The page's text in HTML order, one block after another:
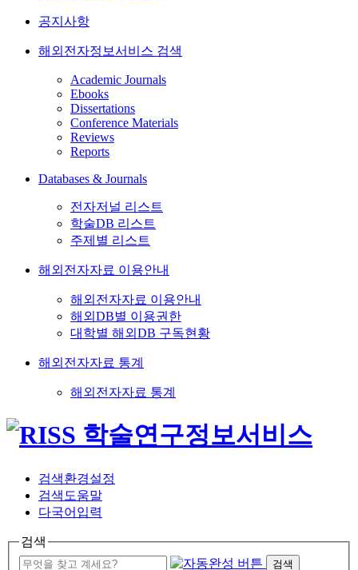
공지사항
해외전자정보서비스 검색
Academic Journals
Ebooks
Dissertations
Conference Materials
Reviews
Reports
Databases & Journals
전자저널 리스트
학술DB 리스트
주제별 리스트
해외전자자료 이용안내
해외전자자료 이용안내
해외DB별 이용권한
대학별 해외DB 구독현황
해외전자자료 통계
해외전자자료 통계
검색환경설정
검색도움말
다국어입력
검색
검색